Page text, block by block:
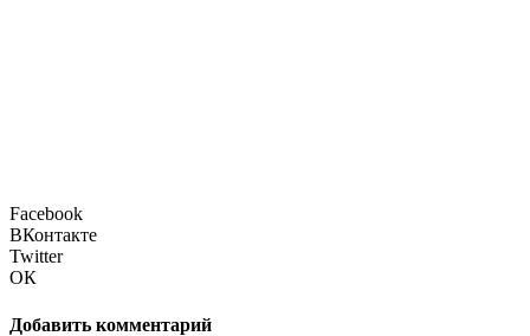
Facebook
ВКонтакте
Twitter
ОК
Добавить комментарий